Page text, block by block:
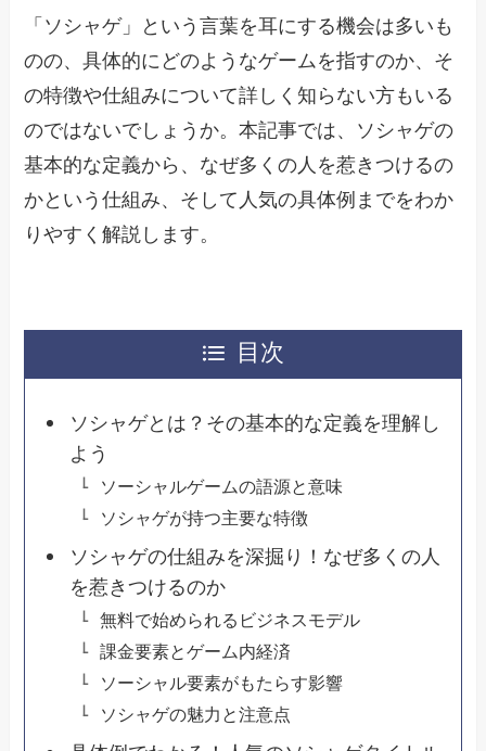
「ソシャゲ」という言葉を耳にする機会は多いも
のの、具体的にどのようなゲームを指すのか、そ
の特徴や仕組みについて詳しく知らない方もいる
のではないでしょうか。本記事では、ソシャゲの
基本的な定義から、なぜ多くの人を惹きつけるの
かという仕組み、そして人気の具体例までをわか
りやすく解説します。
目次
ソシャゲとは？その基本的な定義を理解し
よう
ソーシャルゲームの語源と意味
ソシャゲが持つ主要な特徴
ソシャゲの仕組みを深掘り！なぜ多くの人
を惹きつけるのか
無料で始められるビジネスモデル
課金要素とゲーム内経済
ソーシャル要素がもたらす影響
ソシャゲの魅力と注意点